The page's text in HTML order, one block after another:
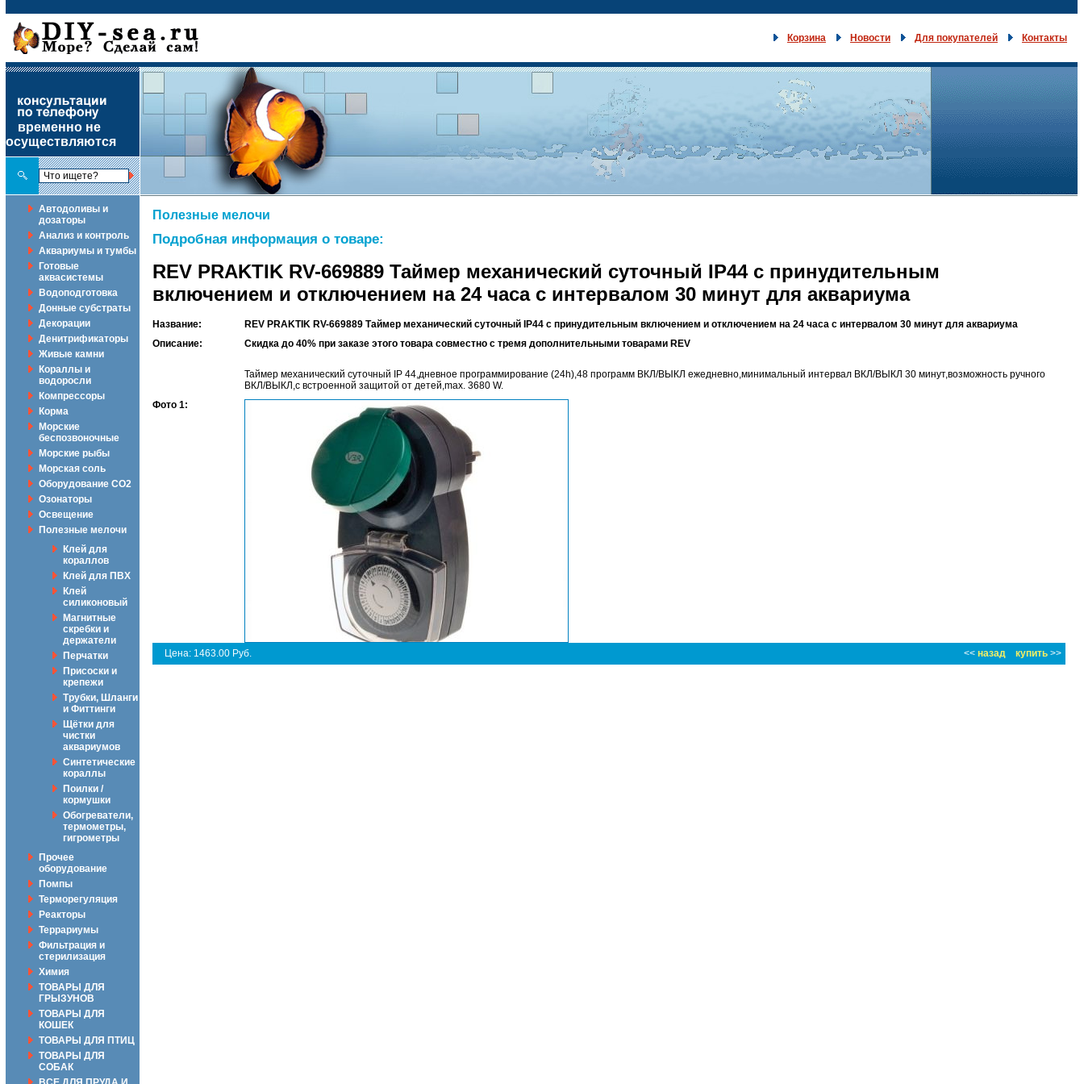
Корзина Новости Для покупателей Контакты
временно не
осуществляются
Автодоливы и
дозаторы
Анализ и контроль
Аквариумы и тумбы
Готовые
аквасистемы
Водоподготовка
Донные субстраты
Декорации
Денитрификаторы
Живые камни
Кораллы и
водоросли
Компрессоры
Корма
Морские
беспозвоночные
Морские рыбы
Морская соль
Оборудование CO2
Озонаторы
Освещение
Полезные мелочи
Клей для
кораллов
Клей для ПВХ
Клей
силиконовый
Магнитные
скребки и
держатели
Перчатки
Присоски и
крепежи
Трубки, Шланги
и Фиттинги
Щётки для
чистки
аквариумов
Синтетические
кораллы
Поилки /
кормушки
Обогреватели,
термометры,
гигрометры
Прочее
оборудование
Помпы
Терморегуляция
Реакторы
Террариумы
Фильтрация и
стерилизация
Химия
ТОВАРЫ ДЛЯ
ГРЫЗУНОВ
ТОВАРЫ ДЛЯ
КОШЕК
ТОВАРЫ ДЛЯ ПТИЦ
ТОВАРЫ ДЛЯ
СОБАК
Полезные мелочи
Подробная информация о товаре:
REV PRAKTIK RV-669889 Таймер механический суточный IP44 с принудительным
включением и отключением на 24 часа с интервалом 30 минут для аквариума
Название:
REV PRAKTIK RV-669889 Таймер механический суточный IP44 с принудительным включением и отключением на 24 часа с интервалом 30 минут для аквариума
Описание:
Скидка до 40% при заказе этого товара совместно с тремя дополнительными товарами REV
Таймер механический суточный IP 44,дневное программирование (24h),48 программ ВКЛ/ВЫКЛ ежедневно,минимальный интервал ВКЛ/ВЫКЛ 30 минут,возможность ручного
ВКЛ/ВЫКЛ,с встроенной защитой от детей,max. 3680 W.
Фото 1:
Цена: 1463.00 Руб. << назад купить >>